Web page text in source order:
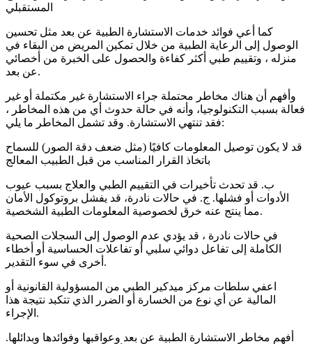
المستقبلي
كما أعي فوائد خدمات الاستشارة الطبية عن بعد مثل تحسين
الوصول إلى الرعاية الطبية من خلال تمكين المريض من البقاء في
منزله ، وتقييم طبي أكثر كفاءة والحصول على الخبرة من أخصائي
عن بعد.
وأفهم أن هناك مخاطر محتملة جراء الاستشارة غير مكتملة أو غير
فعالة بسبب التكنولوجيا، وأنه في حالة حدوث أي من هذه المخاطر ،
فقد تنتهي الاستشارة. وقد تشمل المخاطر ما يلي:
قد لا يكون توصيل المعلومات كافيًا (مثل ضعف دقة الصور) للسماح
باتخاذ القرار المناسب من قبل الطبيب المعالج
ب. قد تحدث تأخيرات في التقييم الطبي والعلاج بسبب عيوب
الأدوات أو فشلها. ج. في حالات نادرة، قد يفشل بروتوكول الأمان
مما ينتج عنه خرق لخصوصية المعلومات الطبية الشخصية.
في حالات نادرة ، قد يؤدي عدم الوصول إلى السجلات الصحية
الكاملة إلى تفاعل دوائي سلبي أو تفاعلات الحساسية أو أخطاء
أخرى في سوء التقدير.
اعفي سلطات مركز ميدكير الطبي من المسؤولية القانونية أو
المالية عن أي نوع من الخسارة أو الضرر الذي تتكبد نتيجة هذا
الإجراء.
أفهم مخاطر الاستشارة الطبية عن بعد وعواقبها وفوائدها وبدائلها.